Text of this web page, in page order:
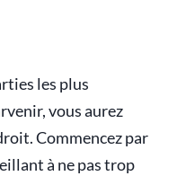
les plus
vous aurez
Commencez par
à ne pas trop